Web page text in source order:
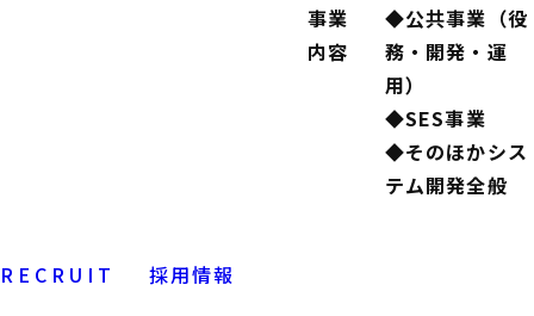
事業
内容
◆公共事業（役
務・開発・運
用）
◆SES事業
◆そのほかシス
テム開発全般
RECRUIT 採用情報